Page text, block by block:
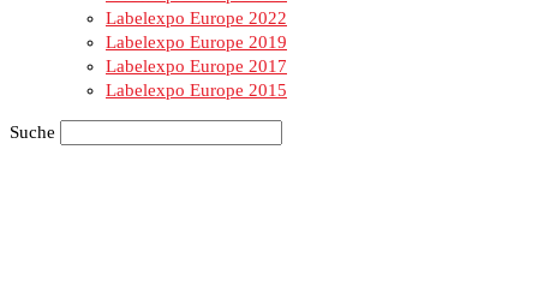
Labelexpo Europe 2022
Labelexpo Europe 2019
Labelexpo Europe 2017
Labelexpo Europe 2015
Suche